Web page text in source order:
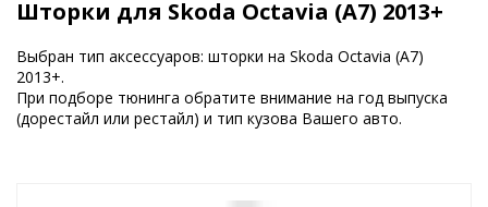
Шторки для Skoda Octavia (A7) 2013+
Выбран тип аксессуаров: шторки на Skoda Octavia (A7)
2013+.
При подборе тюнинга обратите внимание на год выпуска
(дорестайл или рестайл) и тип кузова Вашего авто.